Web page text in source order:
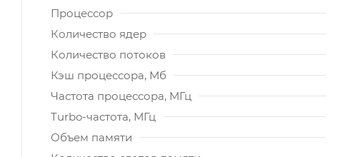
Процессор
Количество ядер
Количество потоков
Кэш процессора, Мб
Частота процессора, МГц
Turbo-частота, МГц
Объем памяти